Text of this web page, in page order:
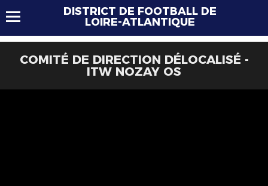
DISTRICT DE FOOTBALL DE
LOIRE-ATLANTIQUE
COMITÉ DE DIRECTION DÉLOCALISÉ -
ITW NOZAY OS